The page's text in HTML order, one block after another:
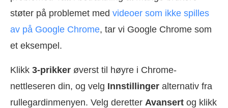
støter på problemet med videoer som ikke spilles
av på Google Chrome, tar vi Google Chrome som
et eksempel.
Klikk 3-prikker øverst til høyre i Chrome-
nettleseren din, og velg Innstillinger alternativ fra
rullegardinmenyen. Velg deretter Avansert og klikk